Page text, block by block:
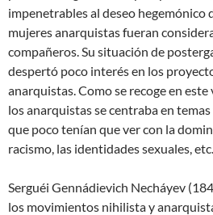
impenetrables al deseo hegemónico
mujeres anarquistas fueran
compañeros. Su situación de
despertó poco interés en los
anarquistas. Como se recoge en
los anarquistas se centraba en
que poco tenían que ver con la
racismo, las identidades sexuales, etc.
Serguéi Gennádievich Necháyev
los movimientos nihilista y